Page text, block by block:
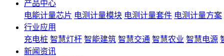
产品中心
电能计量芯片 电测计量模块 电测计量套件 电测计量方案
行业应用
充电桩 智慧灯杆 智能建筑 智慧交通 智慧农业 智慧电源
新闻资讯